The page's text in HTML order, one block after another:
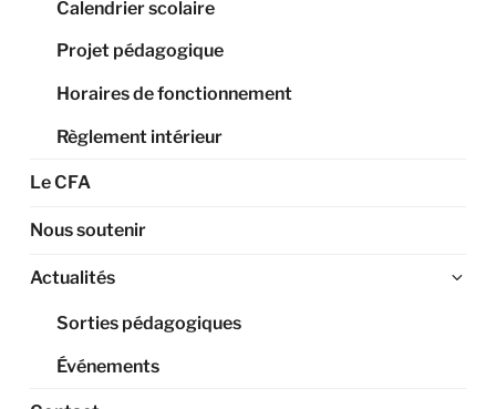
Calendrier scolaire
Projet pédagogique
Horaires de fonctionnement
Règlement intérieur
Le CFA
Nous soutenir
Actualités
Sorties pédagogiques
Événements